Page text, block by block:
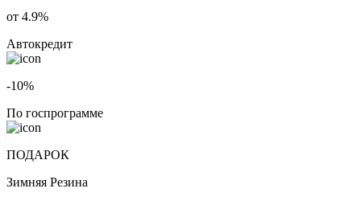
от 4.9%
Автокредит
-10%
По госпрограмме
ПОДАРОК
Зимняя Резина